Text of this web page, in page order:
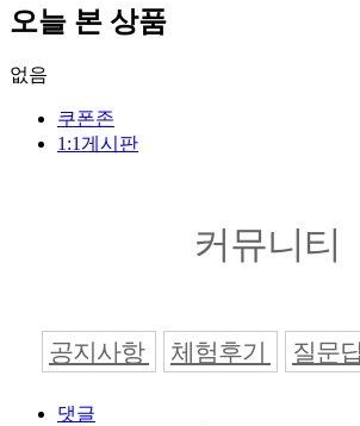
오늘 본 상품
없음
쿠폰존
1:1게시판
커뮤니티
공지사항 체험후기 질문
댓글